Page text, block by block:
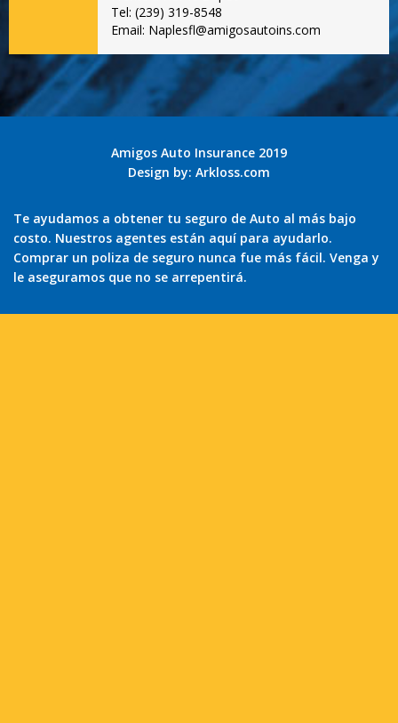
Tel: (239) 319-8548
Email: Naplesfl@amigosautoins.com
Amigos Auto Insurance 2019
Design by: Arkloss.com
Te ayudamos a obtener tu seguro de Auto al más bajo
costo. Nuestros agentes están aquí para ayudarlo.
Comprar un poliza de seguro nunca fue más fácil. Venga y
le aseguramos que no se arrepentirá.